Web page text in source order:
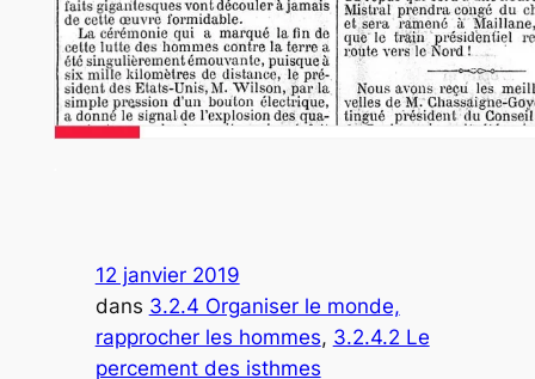
12 janvier 2019
dans 3.2.4 Organiser le monde,
rapprocher les hommes, 3.2.4.2 Le
percement des isthmes